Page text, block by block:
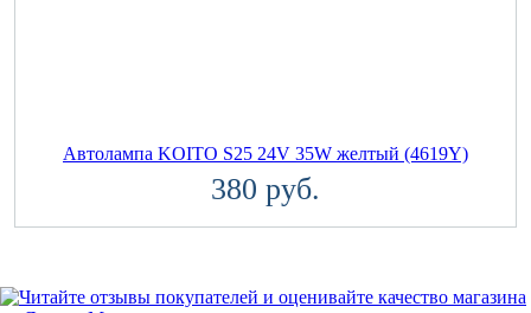
Автолампа KOITO S25 24V 35W желтый (4619Y)
380 руб.